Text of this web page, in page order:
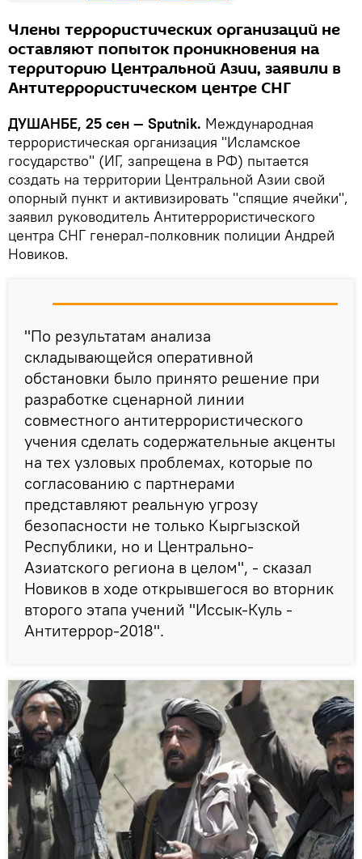
Члены террористических организаций не
оставляют попыток проникновения на
территорию Центральной Азии, заявили в
Антитеррористическом центре СНГ
ДУШАНБЕ, 25 сен — Sputnik. Международная
террористическая организация "Исламское
государство" (ИГ, запрещена в РФ) пытается
создать на территории Центральной Азии свой
опорный пункт и активизировать "спящие ячейки",
заявил руководитель Антитеррористического
центра СНГ генерал-полковник полиции Андрей
Новиков.
"По результатам анализа
складывающейся оперативной
обстановки было принято решение при
разработке сценарной линии
совместного антитеррористического
учения сделать содержательные акценты
на тех узловых проблемах, которые по
согласованию с партнерами
представляют реальную угрозу
безопасности не только Кыргызской
Республики, но и Центрально-
Азиатского региона в целом", - сказал
Новиков в ходе открывшегося во вторник
второго этапа учений "Иссык-Куль -
Антитеррор-2018".